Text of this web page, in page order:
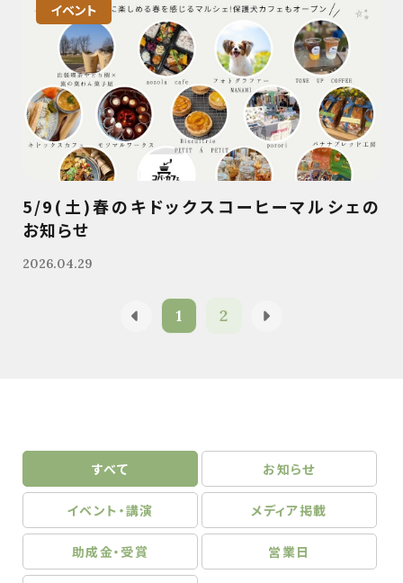
イベント
5/9(土)春のキドックスコーヒーマルシェの
お知らせ
2026.04.29
1 2
すべて お知らせ
イベント・講演 メディア掲載
助成金・受賞 営業日